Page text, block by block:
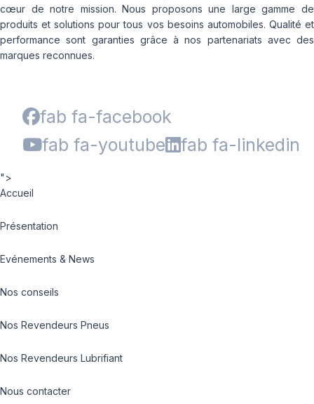
cœur de notre mission. Nous proposons une large gamme de
produits et solutions pour tous vos besoins automobiles. Qualité et
performance sont garanties grâce à nos partenariats avec des
marques reconnues.
fab fa-facebook
fab fa-youtube
fab fa-linkedin
">
Accueil
Présentation
Evénements & News
Nos conseils
Nos Revendeurs Pneus
Nos Revendeurs Lubrifiant
Nous contacter